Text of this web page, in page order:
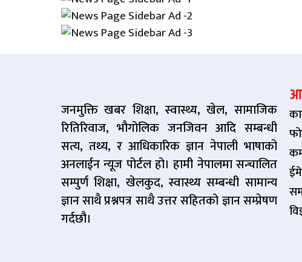
जनमुक्ति खबर शिक्षा, स्वास्थ्य, खेल, सामाजिक
रितिरिवाज, भौगोलिक जनजिवन आदि सम्बन्धी
सत्य, तथ्य, र आधिकारिक ज्ञान नेपाली भाषाको
अनलाईन न्यूज पोर्टल हो। हामी नेपालमा सन्चालित
सम्पुर्ण शिक्षा, खेलकुद, स्वास्थ्य सम्बन्धी सामान्य
ज्ञान साथै प्रश्नपत्र साथै उत्तर सहितको ज्ञान सम्प्रेषण
गर्दछौ।